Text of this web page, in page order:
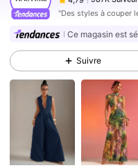
4,79
987K
4,79 987K
4,79 987K Suiveurs
4,79 987K
987K Suiveurs
987K Suiveurs
987K Suiveurs
"Des styles à couper
Ce magasin est
Suivre